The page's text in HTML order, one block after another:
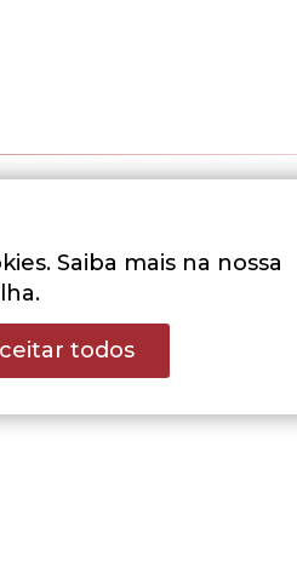
Saiba mais na nossa
todos